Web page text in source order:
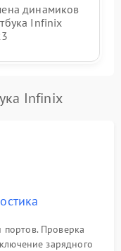
динамиков
Infinix
Infinix
Проверка
зарядного